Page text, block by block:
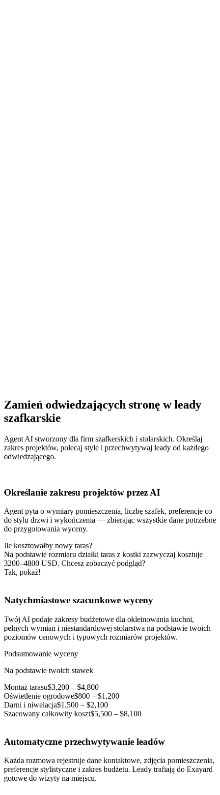
Zamień odwiedzających stronę w leady
szafkarskie
Agent AI stworzony dla firm szafkerskich i stolarskich. Określaj
zakres projektów, polecaj style i przechwytywaj leady od każdego
odwiedzającego.
Określanie zakresu projektów przez AI
Agent pyta o wymiary pomieszczenia, liczbę szafek, preferencje co
do stylu drzwi i wykończenia — zbierając wszystkie dane potrzebne
do przygotowania wyceny.
Ile kosztowałby nowy taras?
Na podstawie rozmiaru działki taras z kostki zazwyczaj kosztuje
3200–4800 USD. Chcesz zobaczyć podgląd?
Tak, pokaż!
Natychmiastowe szacunkowe wyceny
Twój AI podaje zakresy budżetowe dla okleinowania kuchni,
pełnych wymian i niestandardowej stolarstwa na podstawie twoich
poziomów cenowych i typowych rozmiarów projektów.
Podsumowanie wyceny
Na podstawie twoich stawek
Montaż tarasu$3,200 – $4,800
Oświetlenie ogrodowe$800 – $1,200
Darni i niwelacja$1,500 – $2,100
Szacowany całkowity koszt$5,500 – $8,100
Automatyczne przechwytywanie leadów
Każda rozmowa rejestruje dane kontaktowe, zdjęcia pomieszczenia,
preferencje stylistyczne i zakres budżetu. Leady trafiają do Exayard
gotowe do wizyty na miejscu.